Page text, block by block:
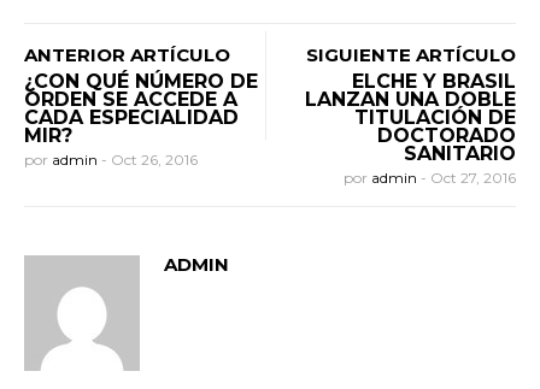
ANTERIOR ARTÍCULO
¿CON QUÉ NÚMERO DE
ORDEN SE ACCEDE A
CADA ESPECIALIDAD
MIR?
por admin - Oct 26, 2016
SIGUIENTE ARTÍCULO
ELCHE Y BRASIL
LANZAN UNA DOBLE
TITULACIÓN DE
DOCTORADO
SANITARIO
por admin - Oct 27, 2016
ADMIN